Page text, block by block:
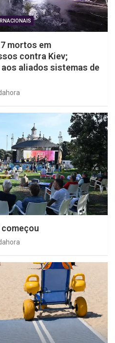
mortos em
contra Kiev;
aliados sistemas de